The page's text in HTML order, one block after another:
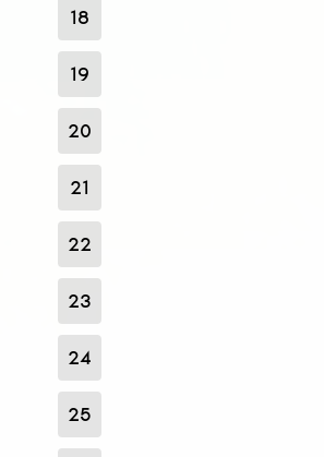
18
19
20
21
22
23
24
25